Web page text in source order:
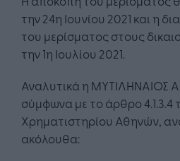
την 24η Ιουνίου 2021 και η
του μερίσματος στους
την 1η Ιουλίου 2021.
Αναλυτικά η ΜΥΤΙΛΗΝΑΙΟΣ
σύμφωνα με το άρθρο 4.1.3.4
Χρηματιστηρίου Αθηνών,
ακόλουθα: